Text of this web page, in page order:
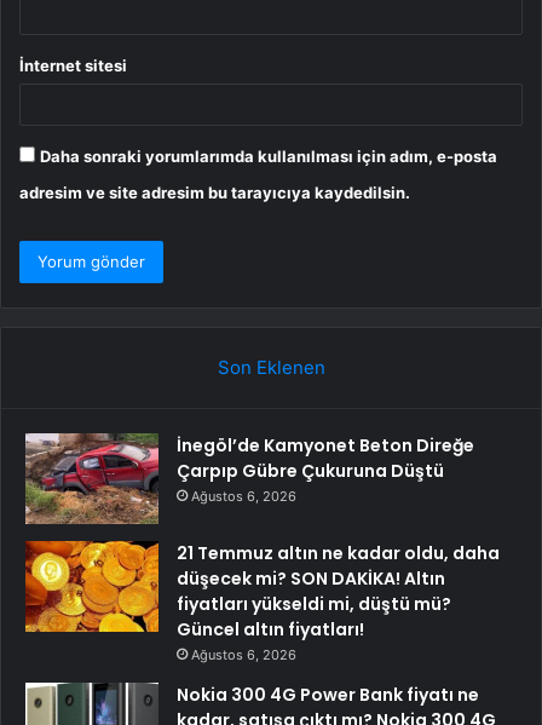
İnternet sitesi
Daha sonraki yorumlarımda kullanılması için adım, e-posta
adresim ve site adresim bu tarayıcıya kaydedilsin.
Son Eklenen
İnegöl’de Kamyonet Beton Direğe
Çarpıp Gübre Çukuruna Düştü
Ağustos 6, 2026
21 Temmuz altın ne kadar oldu, daha
düşecek mi? SON DAKİKA! Altın
fiyatları yükseldi mi, düştü mü?
Güncel altın fiyatları!
Ağustos 6, 2026
Nokia 300 4G Power Bank fiyatı ne
kadar, satışa çıktı mı? Nokia 300 4G